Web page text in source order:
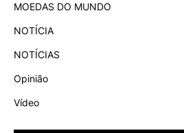
MOEDAS DO MUNDO
NOTÍCIA
NOTÍCIAS
Opinião
Vídeo